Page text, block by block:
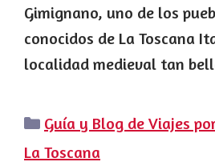
Gimignano, uno de los
conocidos de La Toscana
localidad medieval tan
Categorías
Guía y Blog de Viajes
La Toscana